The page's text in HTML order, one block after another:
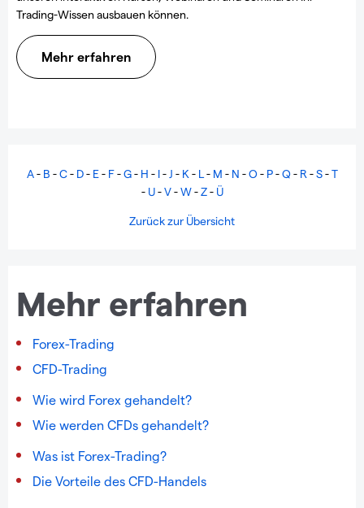
Trading-Wissen ausbauen können.
Mehr erfahren
A- B -C- D- E- F-G- H - I- J - K - L- M - N -O- P-Q- R -S-T
- U-V-W-Z- Ü
Zurück zur Übersicht
Mehr erfahren
Forex-Trading
CFD-Trading
Wie wird Forex gehandelt?
Wie werden CFDs gehandelt?
Was ist Forex-Trading?
Die Vorteile des CFD-Handels